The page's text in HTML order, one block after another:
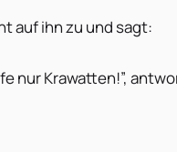
auf ihn zu und sagt:
nur Krawatten!”,